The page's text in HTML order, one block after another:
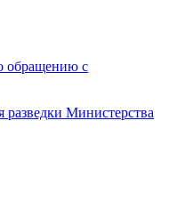
обращению с
разведки Министерства